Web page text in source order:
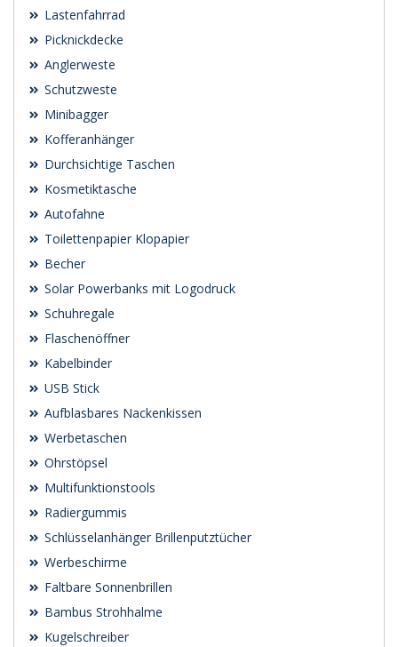
Lastenfahrrad
Picknickdecke
Anglerweste
Schutzweste
Minibagger
Kofferanhänger
Durchsichtige Taschen
Kosmetiktasche
Autofahne
Toilettenpapier Klopapier
Becher
Solar Powerbanks mit Logodruck
Schuhregale
Flaschenöffner
Kabelbinder
USB Stick
Aufblasbares Nackenkissen
Werbetaschen
Ohrstöpsel
Multifunktionstools
Radiergummis
Schlüsselanhänger Brillenputztücher
Werbeschirme
Faltbare Sonnenbrillen
Bambus Strohhalme
Kugelschreiber